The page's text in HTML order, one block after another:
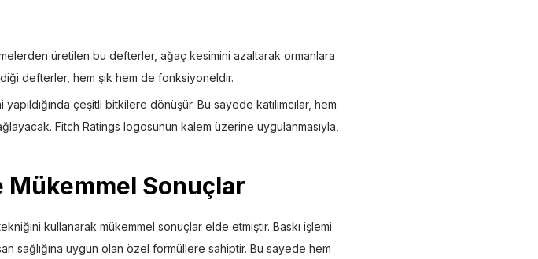
üretilen bu defterler, ağaç kesimini azaltarak ormanlara
defterler, hem şık hem de fonksiyoneldir.
çeşitli bitkilere dönüşür. Bu sayede katılımcılar, hem
Fitch Ratings logosunun kalem üzerine uygulanmasıyla,
Mükemmel Sonuçlar
kullanarak mükemmel sonuçlar elde etmiştir. Baskı işlemi
sağlığına uygun olan özel formüllere sahiptir. Bu sayede hem